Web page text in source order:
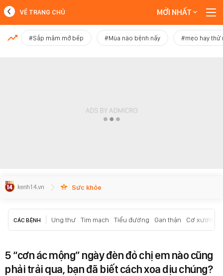
MỚI NHẤT
VỀ TRANG CHỦ MỚI NHẤT
#Sắp mâm mở bếp #Mùa nào bệnh nấy #mẹo hay thử
Sức khỏe
CÁC BỆNH Ung thư Tim mạch Tiểu đường Gan thận Cơ xương
5 “cơn ác mộng” ngày đèn đỏ chị em nào cũng
phải trải qua, bạn đã biết cách xoa dịu chúng?